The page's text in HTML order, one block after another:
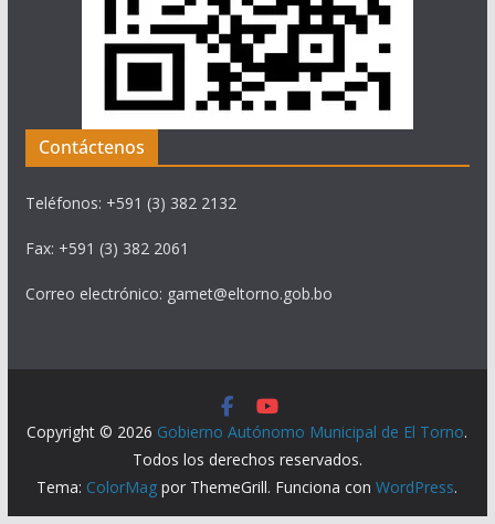
Contáctenos
Teléfonos: +591 (3) 382 2132
Fax: +591 (3) 382 2061
Correo electrónico: gamet@eltorno.gob.bo
Copyright © 2026 Gobierno Autónomo Municipal de El Torno.
Todos los derechos reservados.
Tema: ColorMag por ThemeGrill. Funciona conWordPress.